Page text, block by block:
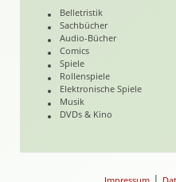
Belletristik
Sachbücher
Audio-Bücher
Comics
Spiele
Rollenspiele
Elektronische Spiele
Musik
DVDs & Kino